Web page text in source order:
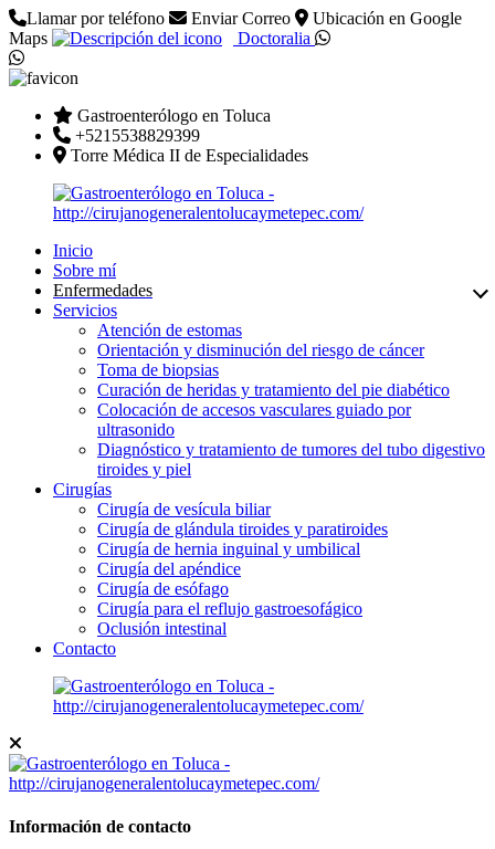
Llamar por teléfono Enviar Correo
Ubicación en Google
Maps
Doctoralia
Gastroenterólogo en Toluca
+5215538829399
Torre Médica II de Especialidades
Inicio
Sobre mí
Enfermedades
Servicios
Atención de estomas
Orientación y disminución del riesgo de cáncer
Toma de biopsias
Curación de heridas y tratamiento del pie diabético
Colocación de accesos vasculares guiado por
ultrasonido
Diagnóstico y tratamiento de tumores del tubo digestivo
tiroides y piel
Cirugías
Cirugía de vesícula biliar
Cirugía de glándula tiroides y paratiroides
Cirugía de hernia inguinal y umbilical
Cirugía del apéndice
Cirugía de esófago
Cirugía para el reflujo gastroesofágico
Oclusión intestinal
Contacto
Información de contacto